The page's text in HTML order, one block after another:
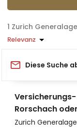
Zurich
Relevanz
Diese Suche
Rorschach
Zurich